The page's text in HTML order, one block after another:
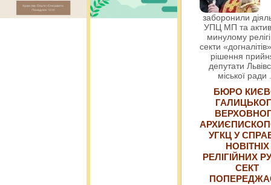
заборонили
УПЦ МП та
минулому
секти
рішення
депутати
міської ради
БЮРО
УГКЦ У
НОВІТНІХ
РЕЛІГІЙНИХ
СЕКТ